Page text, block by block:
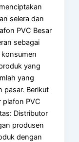
selera dan
PVC Besar
sebagai
yang
yang
pasar. Berikut
plafon PVC
Distributor
produsen
dengan